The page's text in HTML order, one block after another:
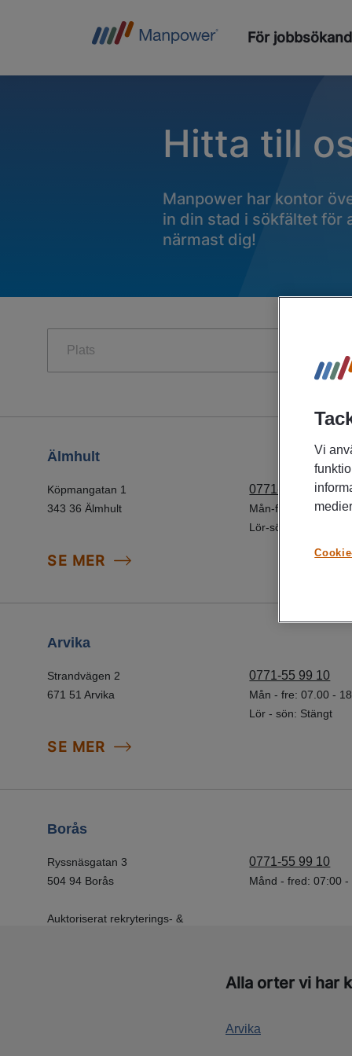
För
Hitta till
Manpower har kontor
in din stad i sökfältet för
närmast dig!
Plats
Find a Branch
Älmhult
Köpmangatan 1
0771-55 99 10
Mån-fre: 07.00 -
Lör-sön: Stängt
SE MER
Arvika
Strandvägen 2
671 51 Arvika
0771-55 99 10
Mån - fre: 07.00 -
Lör - sön: Stängt
SE MER
Borås
Ryssnäsgatan 3
504 94 Borås
Auktoriserat rekryterings- &
0771-55 99 10
Månd - fred: 07:00 -
Alla orter vi har
Arvika
Vi